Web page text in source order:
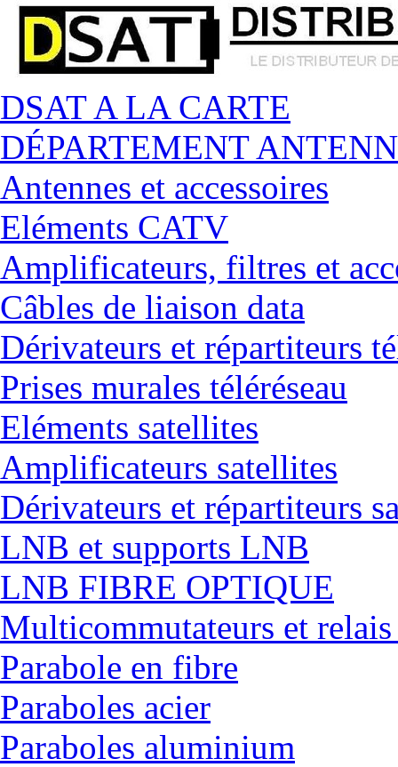
DSAT A LA CARTE
DÉPARTEMENT
Antennes et accessoires
Eléments CATV
Amplificateurs, filtres et
Câbles de liaison data
Dérivateurs et répartiteurs
Prises murales téléréseau
Eléments satellites
Amplificateurs satellites
Dérivateurs et répartiteurs
LNB et supports LNB
LNB FIBRE OPTIQUE
Multicommutateurs et
Parabole en fibre
Paraboles acier
Paraboles aluminium